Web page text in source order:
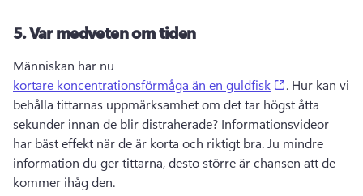
5.Var medveten om tiden
Människan har nu
kortare koncentrationsförmåga än en guldfisk
(opens in a
. Hur kan vi
behålla tittarnas uppmärksamhet om det tar högst åtta
sekunder innan de blir distraherade? Informationsvideor
har bäst effekt när de är korta och riktigt bra. Ju mindre
information du ger tittarna, desto större är chansen att de
kommer ihåg den.